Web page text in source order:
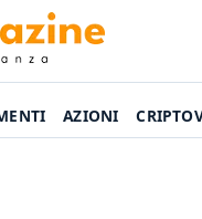
AZIONI